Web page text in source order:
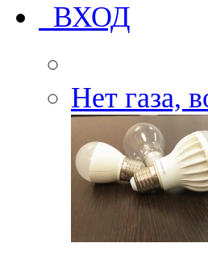
ВХОД
Нет газа,